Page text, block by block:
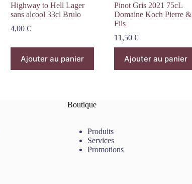
Highway to Hell Lager
sans alcool 33cl Brulo
4,00€
Ajouter au panier
Pinot Gris 2021 75cL
Domaine Koch Pierre &
Fils
11,50€
Ajouter au panier
Boutique
Produits
Services
Promotions